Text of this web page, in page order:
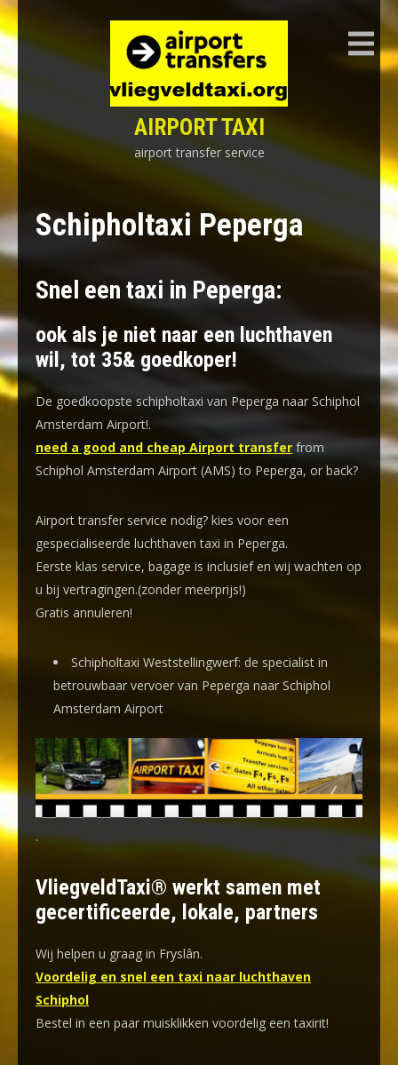
Skip
to
AIRPORT TAXI
airport transfer service
Schipholtaxi Peperga
Snel een taxi in Peperga:
ook als je niet naar een luchthaven
wil, tot 35& goedkoper!
De goedkoopste schipholtaxi van Peperga naar Schiphol
Amsterdam Airport!.
need a good and cheap Airport transfer from
Schiphol Amsterdam Airport (AMS) to Peperga, or back?
Airport transfer service nodig? kies voor een
gespecialiseerde luchthaven taxi in Peperga.
Eerste klas service, bagage is inclusief en wij wachten op
u bij vertragingen.(zonder meerprijs!)
Gratis annuleren!
Schipholtaxi Weststellingwerf: de specialist in
betrouwbaar vervoer van Peperga naar Schiphol
Amsterdam Airport
.
VliegveldTaxi® werkt samen met
gecertificeerde, lokale, partners
Wij helpen u graag in Fryslân.
Voordelig en snel een taxi naar luchthaven
Schiphol
Bestel in een paar muisklikken voordelig een taxirit!